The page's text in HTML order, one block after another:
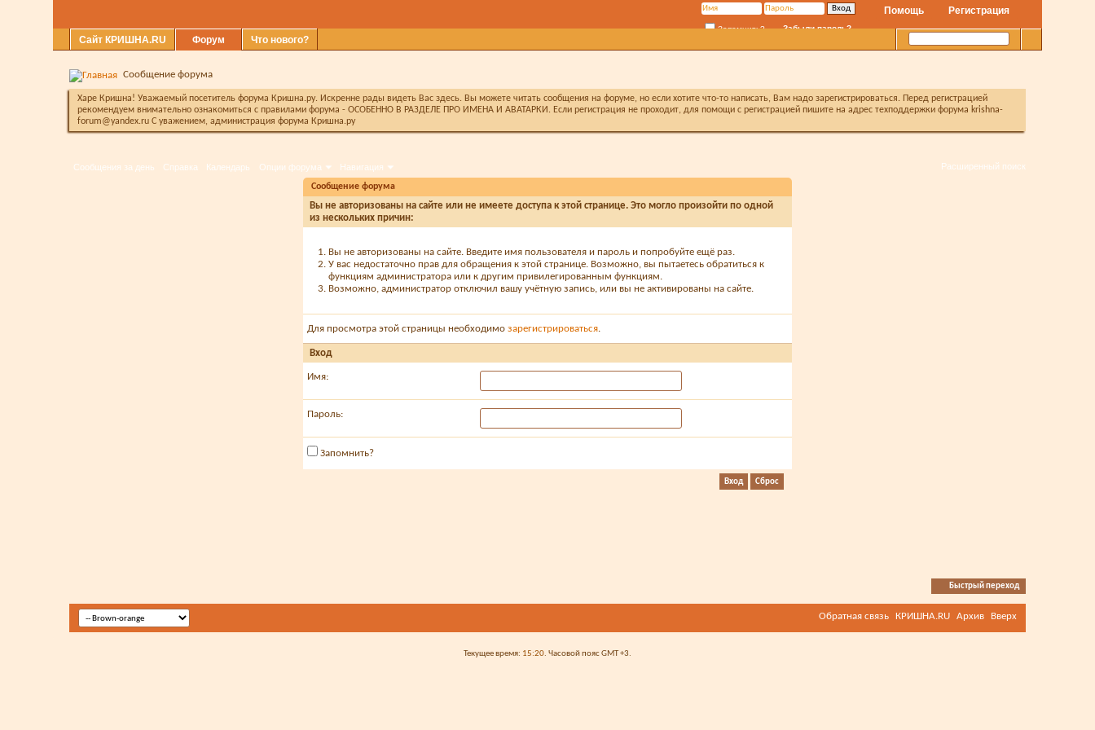
Регистрация
Помощь
Запомнить? Забыли пароль?
Сайт КРИШНА.RU Форум
Сообщения за день Справка Календарь Опции форума Навигация
Что нового?
Расширенный поиск
Сообщение форума
Харе Кришна! Уважаемый посетитель форума Кришна.ру. Искренне рады видеть Вас здесь. Вы можете читать сообщения на форуме, но если хотите что-то написать, Вам надо зарегистрироваться. Перед регистрацией
рекомендуем внимательно ознакомиться с правилами форума - ОСОБЕННО В РАЗДЕЛЕ ПРО ИМЕНА И АВАТАРКИ. Если регистрация не проходит, для помощи с регистрацией пишите на адрес техподдержки форума krishna-
forum@yandex.ru С уважением, администрация форума Кришна.ру
Сообщение форума
Вы не авторизованы на сайте или не имеете доступа к этой странице. Это могло произойти по одной
из нескольких причин:
Вы не авторизованы на сайте. Введите имя пользователя и пароль и попробуйте ещё раз.
У вас недостаточно прав для обращения к этой странице. Возможно, вы пытаетесь обратиться к
функциям администратора или к другим привилегированным функциям.
Возможно, администратор отключил вашу учётную запись, или вы не активированы на сайте.
Для просмотра этой страницы необходимо зарегистрироваться.
Вход
Имя:
Пароль:
Запомнить?
Быстрый переход
Обратная связь КРИШНА.RU Архив Вверх
Текущее время: 15:20. Часовой пояс GMT +3.